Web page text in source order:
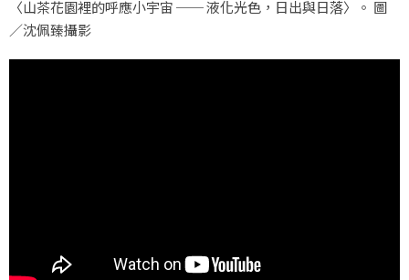
〈山茶花園裡的呼應小宇宙 ── 液化光色，日出與日落〉。 圖
／沈佩臻攝影